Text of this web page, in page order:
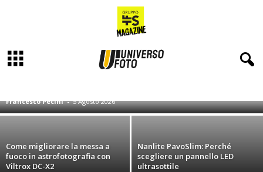
I migliori obiettivi Canon per il ritratto:
Francesco Pecini - 5 Agosto 2026
Come migliorare la messa a
fuoco in astrofotografia con
Viltrox DC-X2
Nanlite PavoSlim: Perché
scegliere un pannello LED
ultrasottile